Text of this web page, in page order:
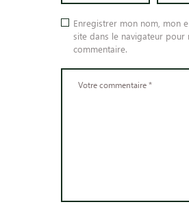
Enregistrer mon nom, mon
site dans le navigateur pour
commentaire.